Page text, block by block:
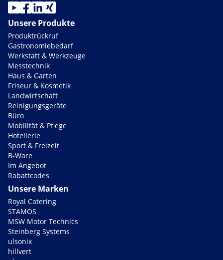
Unsere Produkte
Produktrückruf
Gastronomiebedarf
Werkstatt & Werkzeuge
Messtechnik
Haus & Garten
Friseur & Kosmetik
Landwirtschaft
Reinigungsgeräte
Büro
Mobilität & Pflege
Hotellerie
Sport & Freizeit
B-Ware
Im Angebot
Rabattcodes
Unsere Marken
Royal Catering
STAMOS
MSW Motor Technics
Steinberg Systems
ulsonix
hillvert